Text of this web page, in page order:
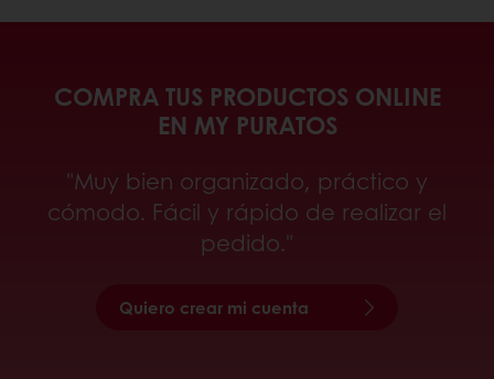
COMPRA TUS PRODUCTOS ONLINE
EN MY PURATOS
"Muy bien organizado, práctico y
cómodo. Fácil y rápido de realizar el
pedido."
Quiero crear mi cuenta